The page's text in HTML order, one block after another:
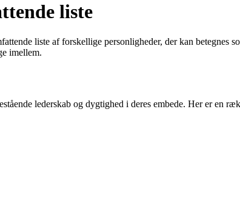
liste
liste af forskellige personligheder, der kan betegnes
imellem.
lederskab og dygtighed i deres embede. Her er en